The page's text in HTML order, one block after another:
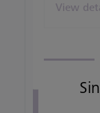
View
View all